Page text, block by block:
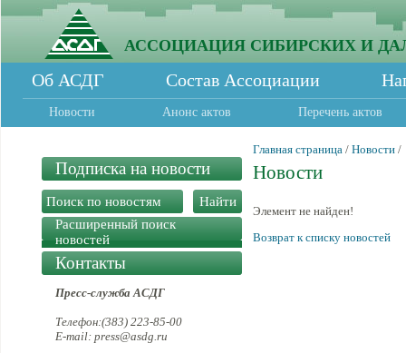
АССОЦИАЦИЯ СИБИРСКИХ И
Об АСДГ Состав Ассоциации
Новости Анонс актов Перечень актов
Подписка на новости
Расширенный поиск
новостей
Контакты
Пресс-служба АСДГ
Телефон:(383) 223-85-00
E-mail: press@asdg.ru
Главная страница / Новости /
Новости
Элемент не найден!
Возврат к списку новостей